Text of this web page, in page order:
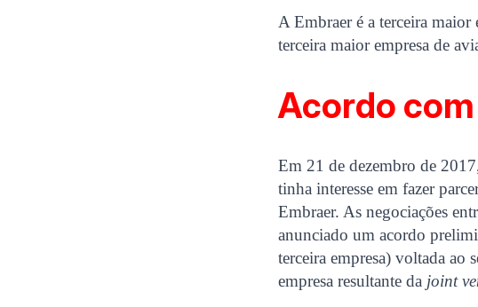
A Embraer é a terceira maior
terceira maior empresa de
Acordo
Em 21 de dezembro de
tinha interesse em fazer
Embraer. As negociações
anunciado um acordo
terceira empresa) voltada
empresa resultante da joint